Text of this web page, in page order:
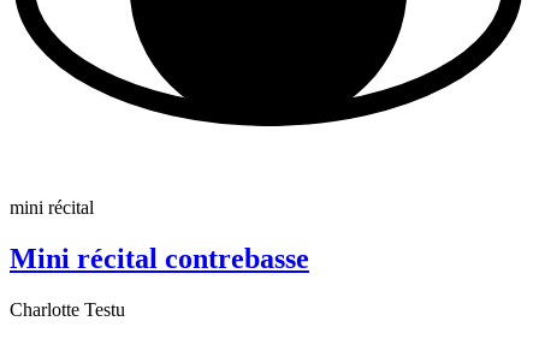
mini récital
Mini récital contrebasse
Charlotte Testu